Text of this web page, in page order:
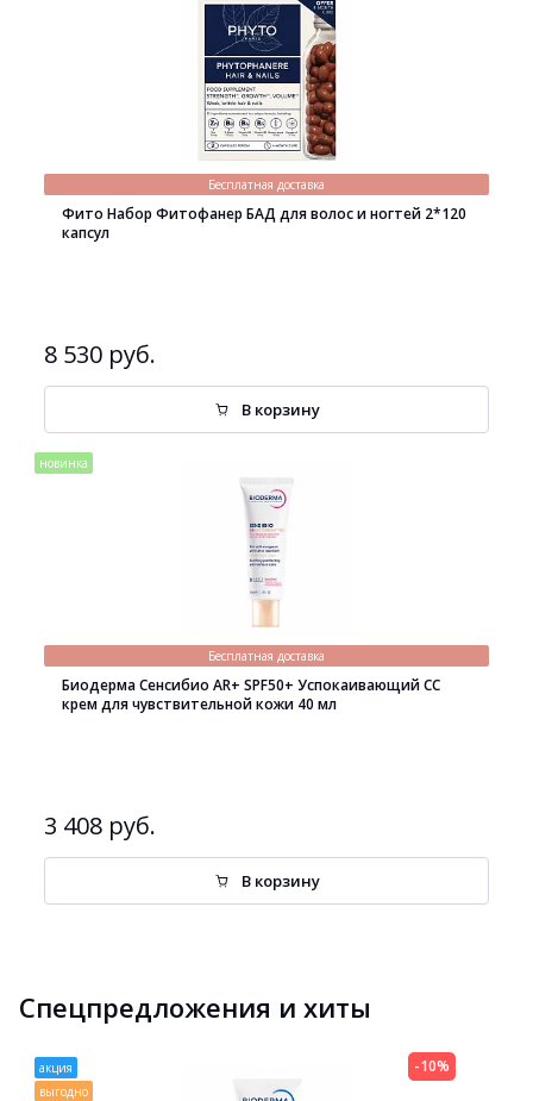
Бесплатная доставка
Фито Набор Фитофанер БАД для волос и ногтей 2*120
капсул
8 530 руб.
В корзину
новинка
Бесплатная доставка
Биодерма Сенсибио AR+ SPF50+ Успокаивающий СС
крем для чувствительной кожи 40 мл
3 408 руб.
В корзину
Спецпредложения и хиты
акция
выгодно
-10%